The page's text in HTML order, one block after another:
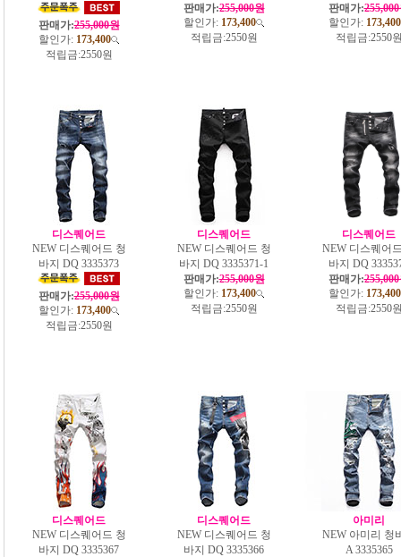
판매가:255,000원
할인가: 173,400
적립금:2550원
판매가:255,000원
할인가: 173,400
적립금:2550원
판매가:
할인가: 173,400
적립금:2550
디스퀘어드
NEW 디스퀘어드 청
바지 DQ 3335373
판매가:255,000원
할인가: 173,400
적립금:2550원
디스퀘어드
NEW 디스퀘어드 청
바지 DQ 3335371-1
판매가:255,000원
할인가: 173,400
적립금:2550원
디스퀘어드
NEW 디스퀘어
바지 DQ
판매가:
할인가: 173,400
적립금:2550
디스퀘어드
NEW 디스퀘어드 청
바지 DQ 3335367
디스퀘어드
NEW 디스퀘어드 청
바지 DQ 3335366
아미리
NEW 아미리 청
A 3335365